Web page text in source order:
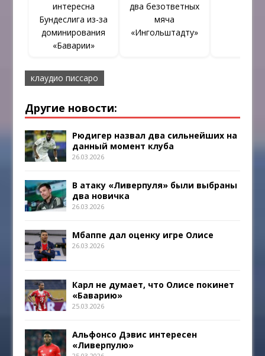
интересна
Бундеслига из-за
доминирования
«Баварии»
два безответных
мяча
«Ингольштадту»
клаудио писсаро
Другие новости:
Рюдигер назвал два сильнейших на
данный момент клуба
26.03.2026
В атаку «Ливерпуля» были выбраны
два новичка
26.03.2026
Мбаппе дал оценку игре Олисе
26.03.2026
Карл не думает, что Олисе покинет
«Баварию»
25.03.2026
Альфонсо Дэвис интересен
«Ливерпулю»